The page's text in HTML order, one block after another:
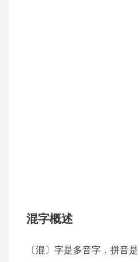
混字概述
〔混〕字是多音字，拼音